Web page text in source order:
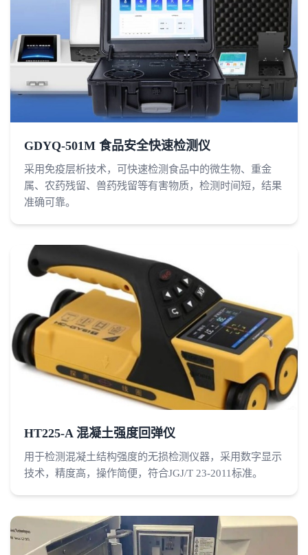
GDYQ-501M 食品安全快速检测仪
采用免疫层析技术，可快速检测食品中的微生物、重金
属、农药残留、兽药残留等有害物质，检测时间短，结果
准确可靠。
HT225-A 混凝土强度回弹仪
用于检测混凝土结构强度的无损检测仪器，采用数字显示
技术，精度高，操作简便，符合JGJ/T 23-2011标准。